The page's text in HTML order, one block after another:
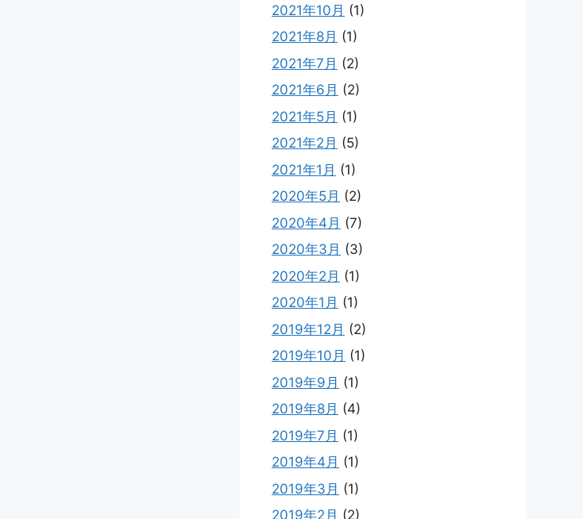
2021年10月 (1)
2021年8月 (1)
2021年7月 (2)
2021年6月 (2)
2021年5月 (1)
2021年2月 (5)
2021年1月 (1)
2020年5月 (2)
2020年4月 (7)
2020年3月 (3)
2020年2月 (1)
2020年1月 (1)
2019年12月 (2)
2019年10月 (1)
2019年9月 (1)
2019年8月 (4)
2019年7月 (1)
2019年4月 (1)
2019年3月 (1)
2019年2月 (2)